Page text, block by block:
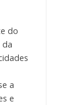
do
da
a
e